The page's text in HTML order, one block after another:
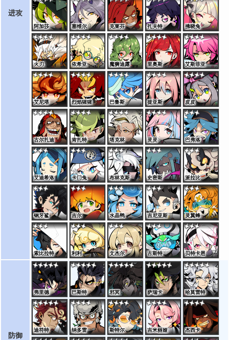
进攻
阿加莎 塞维尔 克莱芬 扎夫特 拂晓兔
火刃 依希亚 魔狮迪露 里奥斯 艾斯菲亚
艾尼塔 烈焰猩猩 巴鲁斯 提亚斯 皮皮
古尔扎迪 肯扎特 塔克林 灵灵 巴弗洛
艾迪希洛 卡门兔 布林克斯 史密斯 派拉比
钢牙鲨 吉尔 水晶鸭 吉尼亚斯 灵翼蜂
索比拉特 利利 文杰尔 古斯特 贝特卡恩
防御
弗里德 巴斯特 邪冥 萨瑞卡 哈莫雷特
迪符特 纳多雷 斯特尔 吉米丽娅 杰西卡